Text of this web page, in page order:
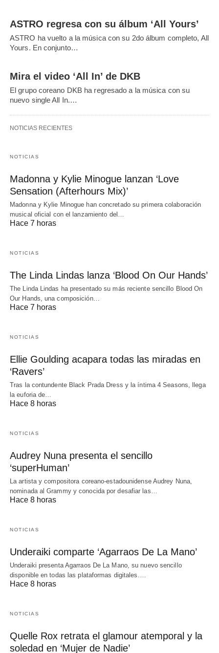
ASTRO regresa con su álbum ‘All Yours’
ASTRO ha vuelto a la música con su 2do álbum completo, All
Yours. En conjunto…
Mira el video ‘All In’ de DKB
El grupo coreano DKB ha regresado a la música con su
nuevo single All In.…
NOTICIAS RECIENTES
NOTICIAS
Madonna y Kylie Minogue lanzan ‘Love
Sensation (Afterhours Mix)’
Madonna y Kylie Minogue han concretado su primera colaboración
musical oficial con el lanzamiento del…
Hace 7 horas
NOTICIAS
The Linda Lindas lanza ‘Blood On Our Hands’
The Linda Lindas ha presentado su más reciente sencillo Blood On
Our Hands, una composición…
Hace 7 horas
NOTICIAS
Ellie Goulding acapara todas las miradas en
‘Ravers’
Tras la contundente Black Prada Dress y la íntima 4 Seasons, llega
la euforia de…
Hace 8 horas
NOTICIAS
Audrey Nuna presenta el sencillo
‘superHuman’
La artista y compositora coreano-estadounidense Audrey Nuna,
nominada al Grammy y conocida por desafiar las…
Hace 8 horas
NOTICIAS
Underaiki comparte ‘Agarraos De La Mano’
Underaiki presenta Agarraos De La Mano, su nuevo sencillo
disponible en todas las plataformas digitales.…
Hace 8 horas
NOTICIAS
Quelle Rox retrata el glamour atemporal y la
soledad en ‘Mujer de Nadie’